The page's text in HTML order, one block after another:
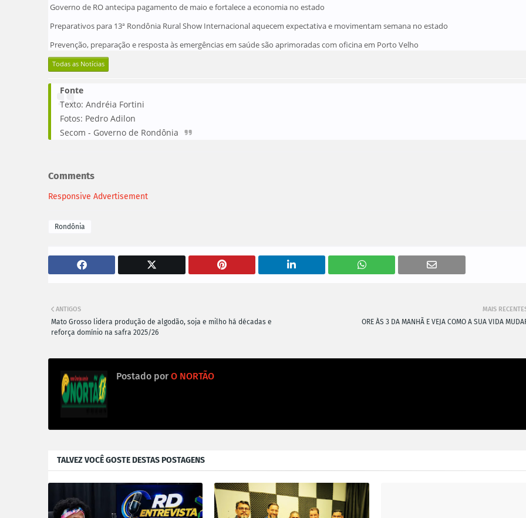
Governo de RO antecipa pagamento de maio e fortalece a economia no estado
Preparativos para 13ª Rondônia Rural Show Internacional aquecem expectativa e movimentam semana no estado
Prevenção, preparação e resposta às emergências em saúde são aprimoradas com oficina em Porto Velho
Todas as Notícias
Fonte
Texto: Andréia Fortini
Fotos: Pedro Adilon
Secom - Governo de Rondônia
Comments
Responsive Advertisement
Rondônia
MAIS
ORE ÀS 3 DA MANHÃ E VEJA COMO A SUA VIDA
ANTIGOS
Mato Grosso lidera produção de algodão, soja e milho há décadas e
reforça domínio na safra 2025/26
Postado por O NORTÃO
TALVEZ VOCÊ GOSTE DESTAS POSTAGENS